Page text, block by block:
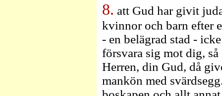
8. att Gud har givit
kvinnor och barn efter
- en belägrad stad -
försvara sig mot dig,
Herren, din Gud, då
mankön med